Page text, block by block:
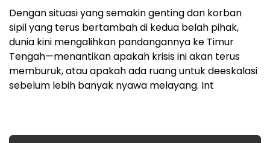
Dengan situasi yang semakin genting dan korban
sipil yang terus bertambah di kedua belah pihak,
dunia kini mengalihkan pandangannya ke Timur
Tengah—menantikan apakah krisis ini akan terus
memburuk, atau apakah ada ruang untuk deeskalasi
sebelum lebih banyak nyawa melayang. Int